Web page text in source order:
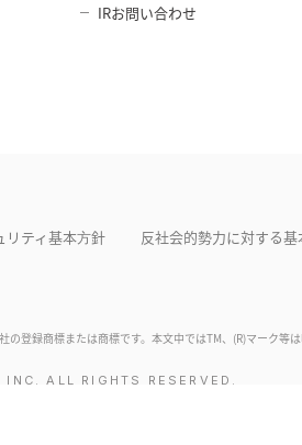
IRお問い合わせ
リティ基本⽅針 反社会的勢力に対する基
登録商標または商標です。本文中ではTM、(R)マーク等は
ALL RIGHTS RESERVED.